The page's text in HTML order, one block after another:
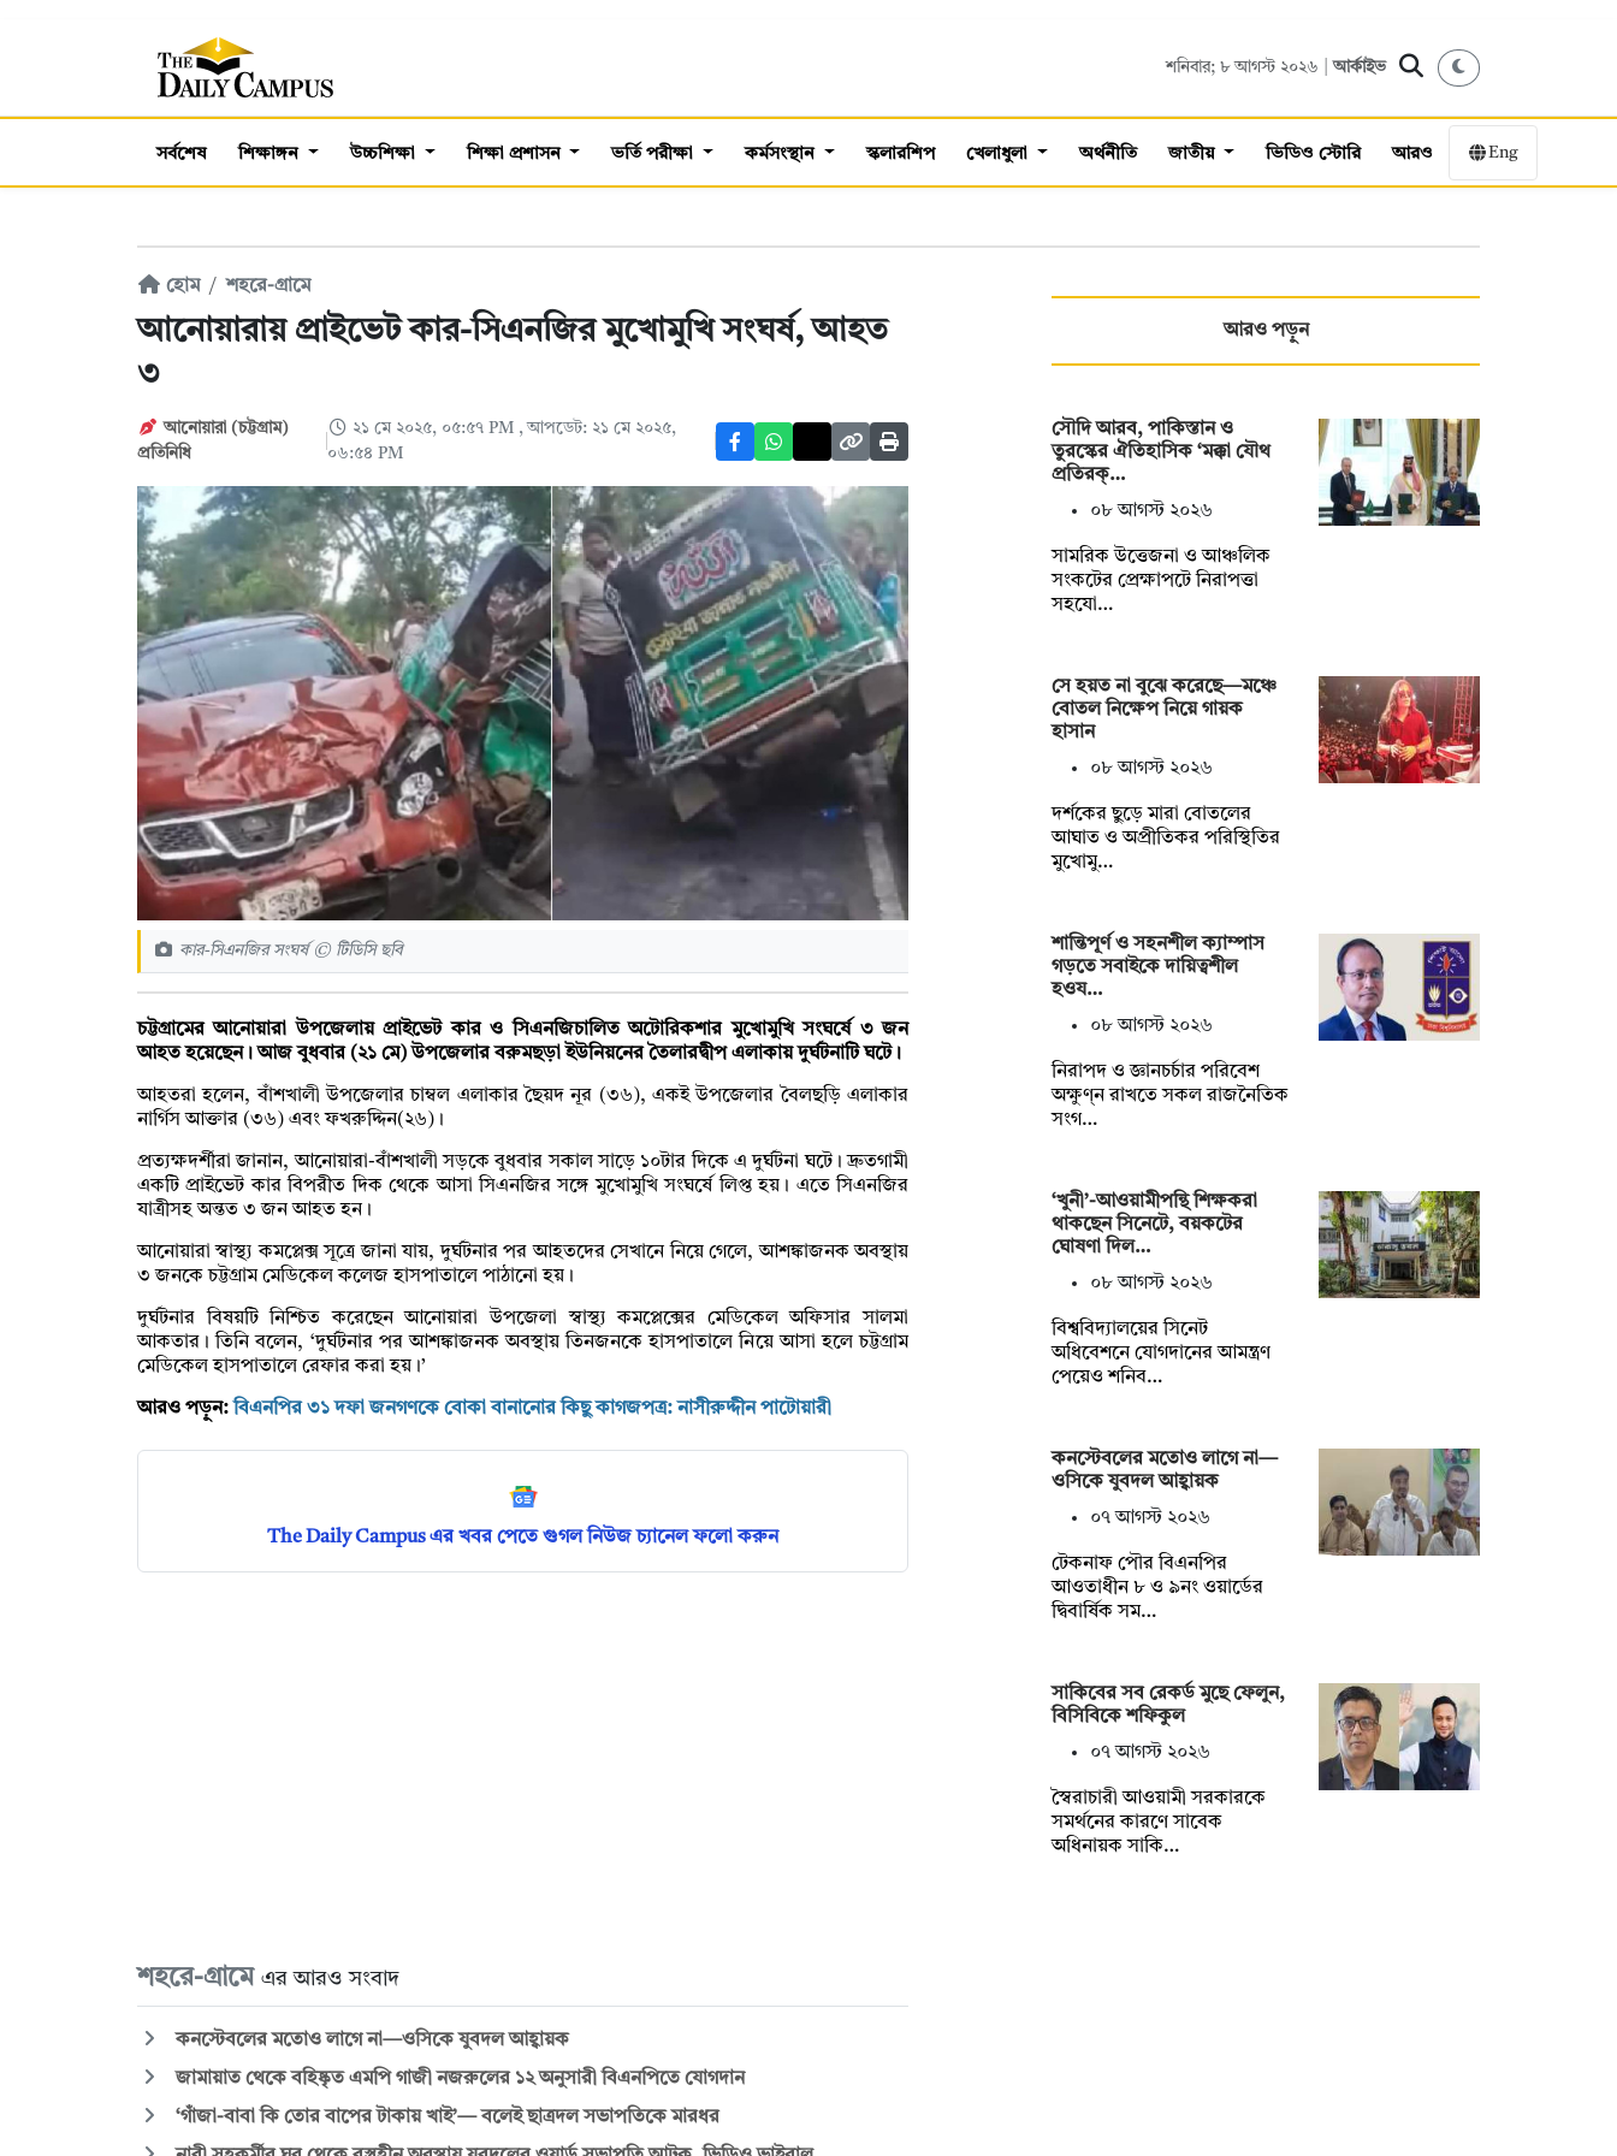
শনিবার; ৮ আগস্ট ২০২৬ |আর্কাইভ
সর্বশেষ শিক্ষাঙ্গন উচ্চশিক্ষা শিক্ষা প্রশাসন ভর্তি পরীক্ষা কর্মসংস্থান স্কলারশিপ খেলাধুলা অর্থনীতি জাতীয় ভিডিও স্টোরি আরও Eng
হোম শহরে-গ্রামে
আনোয়ারায় প্রাইভেট কার-সিএনজির মুখোমুখি সংঘর্ষ, আহত
৩
আনোয়ারা (চট্টগ্রাম)
প্রতিনিধি
২১ মে ২০২৫, ০৫:৫৭ PM , আপডেট: ২১ মে ২০২৫,
০৬:৫৪ PM
কার-সিএনজির সংঘর্ষ © টিডিসি ছবি
চট্টগ্রামের আনোয়ারা উপজেলায় প্রাইভেট কার ও সিএনজিচালিত অটোরিকশার মুখোমুখি সংঘর্ষে ৩ জন
আহত হয়েছেন। আজ বুধবার (২১ মে) উপজেলার বরুমছড়া ইউনিয়নের তৈলারদ্বীপ এলাকায় দুর্ঘটনাটি ঘটে।
আহতরা হলেন, বাঁশখালী উপজেলার চাম্বল এলাকার ছৈয়দ নূর (৩৬), একই উপজেলার বৈলছড়ি এলাকার
নার্গিস আক্তার (৩৬) এবং ফখরুদ্দিন(২৬)।
প্রত্যক্ষদর্শীরা জানান, আনোয়ারা-বাঁশখালী সড়কে বুধবার সকাল সাড়ে ১০টার দিকে এ দুর্ঘটনা ঘটে। দ্রুতগামী
একটি প্রাইভেট কার বিপরীত দিক থেকে আসা সিএনজির সঙ্গে মুখোমুখি সংঘর্ষে লিপ্ত হয়। এতে সিএনজির
যাত্রীসহ অন্তত ৩ জন আহত হন।
আনোয়ারা স্বাস্থ্য কমপ্লেক্স সূত্রে জানা যায়, দুর্ঘটনার পর আহতদের সেখানে নিয়ে গেলে, আশঙ্কাজনক অবস্থায়
৩ জনকে চট্টগ্রাম মেডিকেল কলেজ হাসপাতালে পাঠানো হয়।
দুর্ঘটনার বিষয়টি নিশ্চিত করেছেন আনোয়ারা উপজেলা স্বাস্থ্য কমপ্লেক্সের মেডিকেল অফিসার সালমা
আকতার। তিনি বলেন, ‘দুর্ঘটনার পর আশঙ্কাজনক অবস্থায় তিনজনকে হাসপাতালে নিয়ে আসা হলে চট্টগ্রাম
মেডিকেল হাসপাতালে রেফার করা হয়।’
আরও পড়ুন:বিএনপির ৩১ দফা জনগণকে বোকা বানানোর কিছু কাগজপত্র: নাসীরুদ্দীন পাটোয়ারী
The Daily Campus এর খবর পেতে গুগল নিউজ চ্যানেল ফলো করুন
শহরে-গ্রামে এর আরও সংবাদ
কনস্টেবলের মতোও লাগে না—ওসিকে যুবদল আহ্বায়ক
জামায়াত থেকে বহিষ্কৃত এমপি গাজী নজরুলের ১২ অনুসারী বিএনপিতে যোগদান
‘গাঁজা-বাবা কি তোর বাপের টাকায় খাই’— বলেই ছাত্রদল সভাপতিকে মারধর
আরও পড়ুন
সৌদি আরব, পাকিস্তান ও
তুরস্কের ঐতিহাসিক ‘মক্কা যৌথ
প্রতিরক্…
০৮ আগস্ট ২০২৬
সামরিক উত্তেজনা ও আঞ্চলিক
সংকটের প্রেক্ষাপটে নিরাপত্তা
সহযো…
সে হয়ত না ‍বুঝে করেছে—মঞ্চে
বোতল নিক্ষেপ নিয়ে গায়ক
হাসান
০৮ আগস্ট ২০২৬
দর্শকের ছুড়ে মারা বোতলের
আঘাত ও অপ্রীতিকর পরিস্থিতির
মুখোমু…
শান্তিপূর্ণ ও সহনশীল ক্যাম্পাস
গড়তে সবাইকে দায়িত্বশীল
হওয…
০৮ আগস্ট ২০২৬
নিরাপদ ও জ্ঞানচর্চার পরিবেশ
অক্ষুণ্ন রাখতে সকল রাজনৈতিক
সংগ…
‘খুনী’-আওয়ামীপন্থি শিক্ষকরা
থাকছেন সিনেটে, বয়কটের
ঘোষণা দিল…
০৮ আগস্ট ২০২৬
বিশ্ববিদ্যালয়ের সিনেট
অধিবেশনে যোগদানের আমন্ত্রণ
পেয়েও শনিব…
কনস্টেবলের মতোও লাগে না—
ওসিকে যুবদল আহ্বায়ক
০৭ আগস্ট ২০২৬
টেকনাফ পৌর বিএনপির
আওতাধীন ৮ ও ৯নং ওয়ার্ডের
দ্বিবার্ষিক সম…
সাকিবের সব রেকর্ড মুছে ফেলুন,
বিসিবিকে শফিকুল
০৭ আগস্ট ২০২৬
স্বৈরাচারী আওয়ামী সরকারকে
সমর্থনের কারণে সাবেক
অধিনায়ক সাকি…